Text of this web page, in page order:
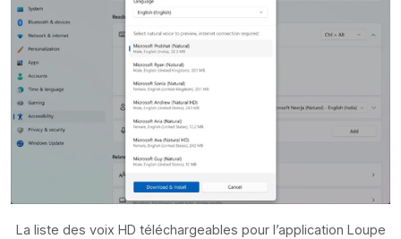
La liste des voix HD téléchargeables pour l’application Loupe